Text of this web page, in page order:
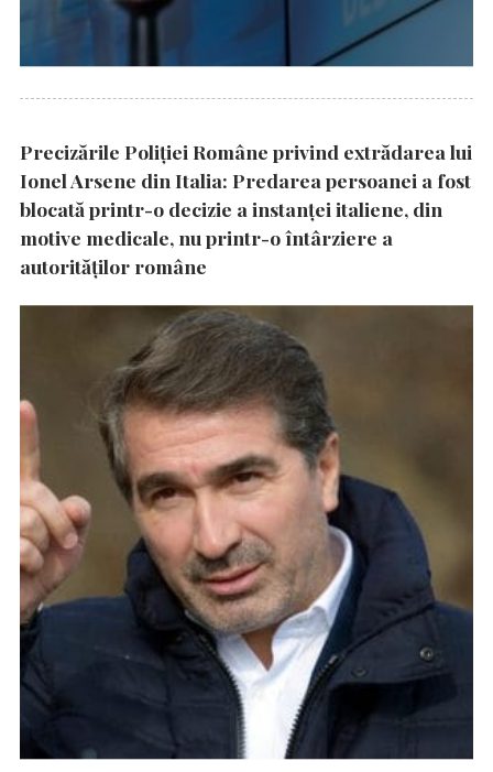
Precizările Poliţiei Române privind extrădarea lui
Ionel Arsene din Italia: Predarea persoanei a fost
blocată printr-o decizie a instanţei italiene, din
motive medicale, nu printr-o întârziere a
autorităţilor române